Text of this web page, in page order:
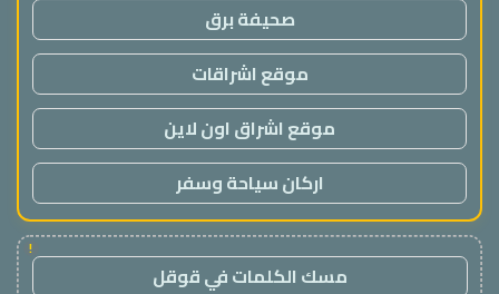
صحيفة برق
موقع اشراقات
موقع اشراق اون لاين
اركان سياحة وسفر
!
مسك الكلمات في قوقل